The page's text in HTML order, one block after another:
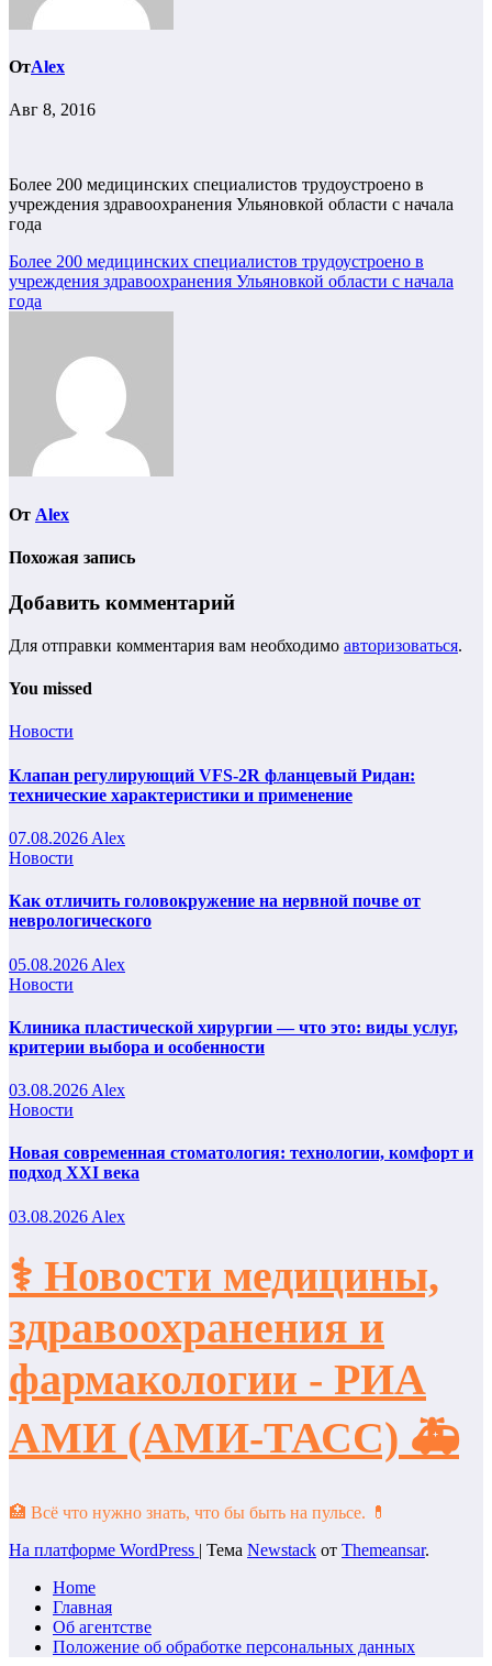
ОтAlex
Авг 8, 2016
Более 200 медицинских специалистов трудоустроено в
учреждения здравоохранения Ульяновкой области с начала
года
Навигация
по
Более 200 медицинских специалистов трудоустроено в
учреждения здравоохранения Ульяновкой области с начала
года
От Alex
Похожая запись
Добавить комментарий
Для отправки комментария вам необходимо авторизоваться.
You missed
Новости
Клапан регулирующий VFS-2R фланцевый Ридан:
технические характеристики и применение
07.08.2026 Alex
Новости
Как отличить головокружение на нервной почве от
неврологического
05.08.2026 Alex
Новости
Клиника пластической хирургии — что это: виды услуг,
критерии выбора и особенности
03.08.2026 Alex
Новости
Новая современная стоматология: технологии, комфорт и
подход XXI века
03.08.2026 Alex
⚕️ Новости медицины,
здравоохранения и
фармакологии - РИА
АМИ (АМИ-ТАСС) 🚑
🏥 Всё что нужно знать, что бы быть на пульсе. 💊
На платформе WordPress
Тема Newstack от Themeansar.
Home
Главная
Об агентстве
Положение об обработке персональных данных